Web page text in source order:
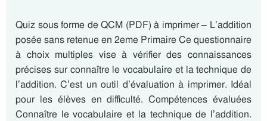
Quiz sous forme de QCM (PDF) à imprimer – L’addition
posée sans retenue en 2eme Primaire Ce questionnaire
à choix multiples vise à vérifier des connaissances
précises sur connaître le vocabulaire et la technique de
l’addition. C’est un outil d’évaluation à imprimer. Idéal
pour les élèves en difficulté. Compétences évaluées
Connaître le vocabulaire et la technique de l’addition.